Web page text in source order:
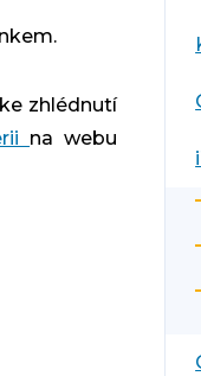
zhlédnutí
na webu